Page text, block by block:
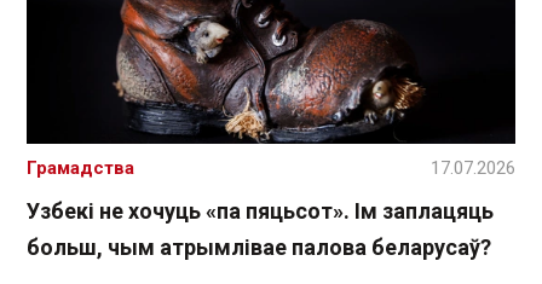
Узбекі не хочуць «па пяцьсот». Ім заплацяць
больш, чым атрымлівае палова беларусаў?
Грамадства 17.07.2026